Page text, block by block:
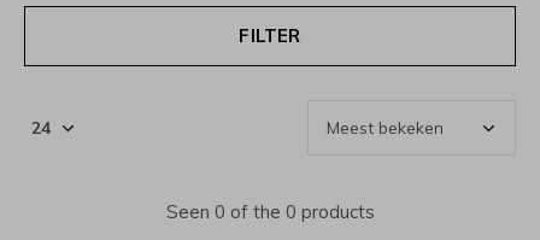
FILTER
Seen 0 of the 0 products